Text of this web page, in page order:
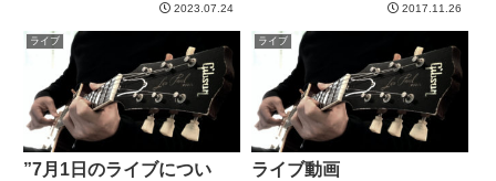
ような気がします。やはりテンシ
ョンが上ってくると、左手も右手
も力入ってきちゃう、、、ことに
これまではあまり気づいていま
せ...
2023.07.24
が、お客さん層的にマッチしたの
か、前列の女子がすごい飛び跳ね
て一緒に歌って盛り上げてくれ
て、おかげさまでめっちゃ楽し
く...
2017.11.26
ライブ
”7月1日のライブについ
ライブ
ライブ動画